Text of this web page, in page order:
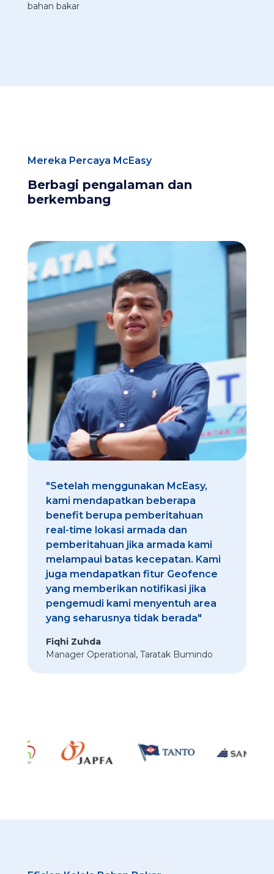
bahan bakar
Mereka Percaya McEasy
Berbagi pengalaman dan
berkembang
"Setelah menggunakan McEasy,
kami mendapatkan beberapa
benefit berupa pemberitahuan
real-time lokasi armada dan
pemberitahuan jika armada kami
melampaui batas kecepatan. Kami
juga mendapatkan fitur Geofence
yang memberikan notifikasi jika
pengemudi kami menyentuh area
yang seharusnya tidak berada"
Fiqhi Zuhda
Manager Operational, Taratak Bumindo